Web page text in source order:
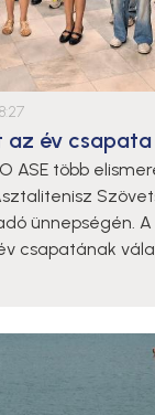
az év
ASE több
ünnepségén. A
csapatának